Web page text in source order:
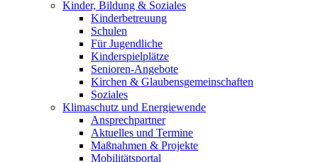
Kinder, Bildung & Soziales
Kinderbetreuung
Schulen
Für Jugendliche
Kinderspielplätze
Senioren-Angebote
Kirchen & Glaubensgemeinschaften
Soziales
Klimaschutz und Energiewende
Ansprechpartner
Aktuelles und Termine
Maßnahmen & Projekte
Mobilitätsportal